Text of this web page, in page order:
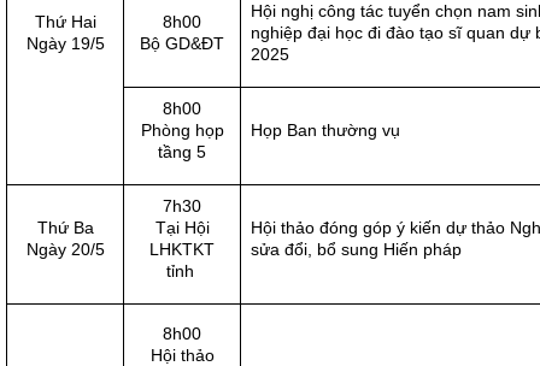
Thứ Hai
Ngày 19/5
8h00
Bộ GD&ĐT
Hội nghị công tác tuyển chọn nam
nghiệp đại học đi đào tạo sĩ quan dự
2025
8h00
Phòng họp
tầng 5
Họp Ban thường vụ
Thứ Ba
Ngày 20/5
7h30
Tại Hội
LHKTKT
tỉnh
Hội thảo đóng góp ý kiến dự thảo
sửa đổi, bổ sung Hiến pháp
8h00
Hội thảo